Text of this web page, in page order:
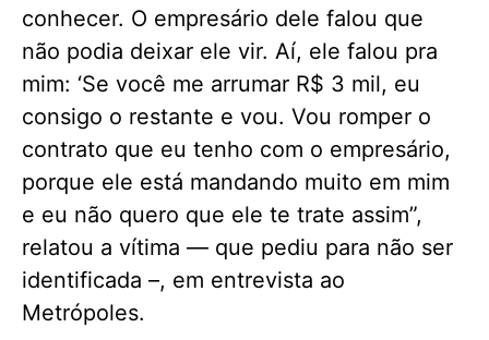
conhecer. O empresário dele falou que
não podia deixar ele vir. Aí, ele falou pra
mim: ‘Se você me arrumar R$ 3 mil, eu
consigo o restante e vou. Vou romper o
contrato que eu tenho com o empresário,
porque ele está mandando muito em mim
e eu não quero que ele te trate assim”,
relatou a vítima — que pediu para não ser
identificada –, em entrevista ao
Metrópoles.